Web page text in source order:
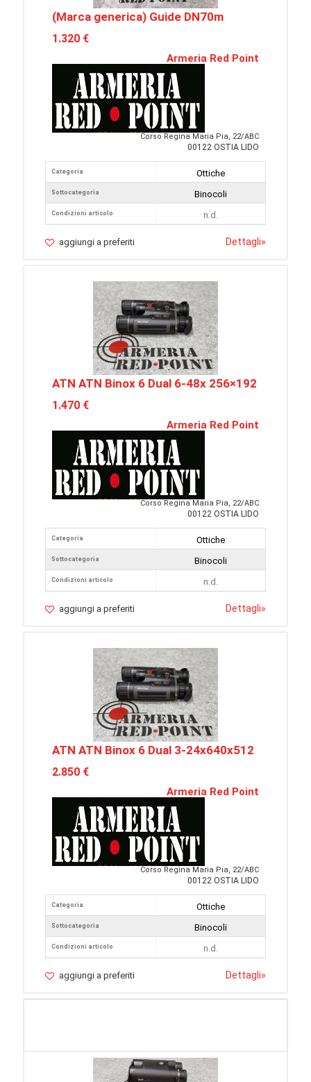
(Marca generica) Guide DN70m
1.320 €
Armeria Red Point
Corso Regina Maria Pia, 22/ABC
00122 OSTIA LIDO
Categoria
Sottocategoria
Condizioni articolo
Ottiche
Binocoli
n.d.
aggiungi a preferiti Dettagli»
ATN ATN Binox 6 Dual 6-48x 256×192
1.470 €
Armeria Red Point
Corso Regina Maria Pia, 22/ABC
00122 OSTIA LIDO
Categoria
Sottocategoria
Condizioni articolo
Ottiche
Binocoli
n.d.
aggiungi a preferiti Dettagli»
ATN ATN Binox 6 Dual 3-24x640x512
2.850 €
Armeria Red Point
Corso Regina Maria Pia, 22/ABC
00122 OSTIA LIDO
Categoria
Sottocategoria
Condizioni articolo
Ottiche
Binocoli
n.d.
aggiungi a preferiti Dettagli»